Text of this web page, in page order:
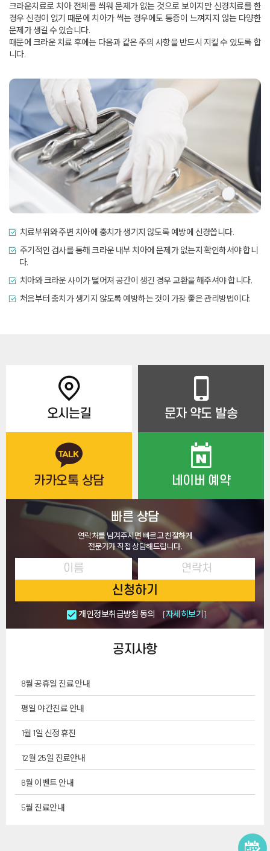
크라운치료로 치아 전체를 씌워 문제가 없는 것으로 보이지만 신경치료를 한
경우 신경이 없기 때문에 치아가 썩는 경우에도 통증이 느껴지지 않는 다양한
문제가 생길 수 있습니다.
때문에 크라운 치료 후에는 다음과 같은 주의 사항을 반드시 지킬 수 있도록 합
니다.
치료부위와 주변 치아에 충치가 생기지 않도록 예방에 신경씁니다.
주기적인 검사를 통해 크라운 내부 치아에 문제가 없는지 확인하셔야 합니
다.
치아와 크라운 사이가 떨어져 공간이 생긴 경우 교환을 해주셔야 합니다.
처음부터 충치가 생기지 않도록 예방하는 것이 가장 좋은 관리방법이다.
공지사항
8월 공휴일 진료 안내
평일 야간진료 안내
1월 1일 신정 휴진
12월 25일 진료안내
6월 이벤트 안내
5월 진료안내
오시는길 문자 약도 발송
카카오톡 상담 네이버 예약
빠른 상담
연락처를 남겨주시면 빠르고 친절하게
전문가가 직접 상담해드립니다.
신청하기
개인정보취급방침 동의 [자세히보기]